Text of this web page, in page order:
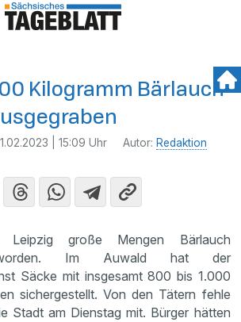
Kilogramm Bärlauch
| 15:09 Uhr Autor: Redaktion
große Mengen Bärlauch
worden. Im Auwald hat der
Säcke mit insgesamt 800 bis 1.000
sichergestellt. Von den Tätern fehle
Stadt am Dienstag mit. Bürger hätten